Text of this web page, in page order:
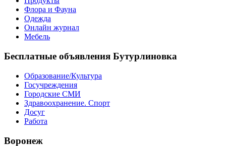
Флора и Фауна
Одежда
Онлайн журнал
Мебель
Бесплатные объявления Бутурлиновка
Образование/Культура
Госучреждения
Городские СМИ
Здравоохранение. Спорт
Досуг
Работа
Воронеж